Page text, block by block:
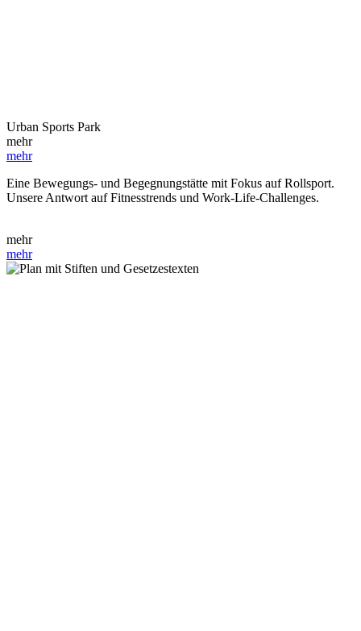
Urban Sports­ Park
mehr
mehr
Eine Bewegungs- und Begegnungstätte mit Fokus auf Rollsport.
Unsere Antwort auf Fitnesstrends und Work-Life-Challenges.
mehr
mehr